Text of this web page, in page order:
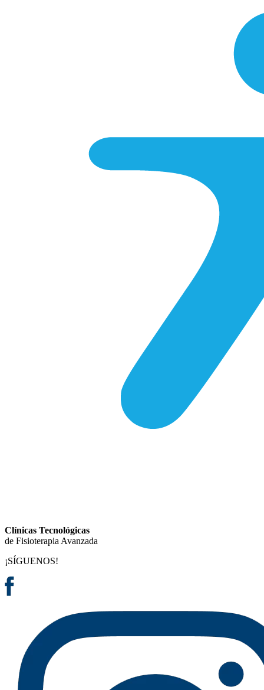
Clínicas Tecnológicas
de Fisioterapia Avanzada
¡SÍGUENOS!